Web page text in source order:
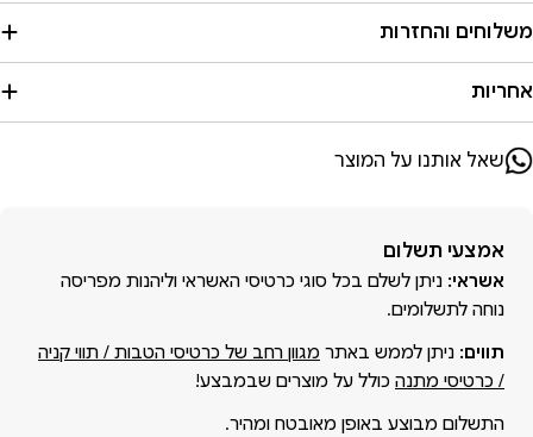
משלוחים והחזרות
אחריות
שאל אותנו על המוצר
אמצעי תשלום
אמצעי
תשלום
אשראי: ניתן לשלם בכל סוגי כרטיסי האשראי וליהנות מפריסה
נוחה לתשלומים.
תווים: ניתן לממש באתר מגוון רחב של כרטיסי הטבות / תווי קניה
/ כרטיסי מתנה כולל על מוצרים שבמבצע!
התשלום מבוצע באופן מאובטח ומהיר.